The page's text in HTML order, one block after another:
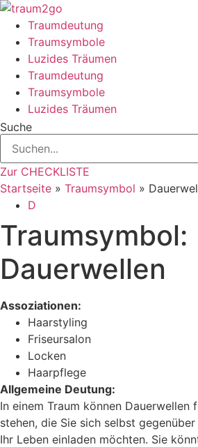
Zum
Inhalt
springen
Traumdeutung
Traumsymbole
Luzides Träumen
Traumdeutung
Traumsymbole
Luzides Träumen
Suche
Zur CHECKLISTE
Startseite » Traumsymbol »
D
Traumsymbol:
Dauerwellen
Assoziationen:
Haarstyling
Friseursalon
Locken
Haarpflege
Allgemeine Deutung:
In einem Traum können Dauerwellen
stehen, die Sie sich selbst
Ihr Leben einladen möchten. Sie